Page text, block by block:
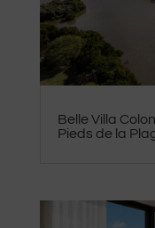
Belle Villa
Pieds de la